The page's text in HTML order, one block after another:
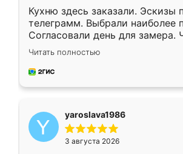
Кухню здесь заказали. Эскизы
телеграмм. Выбрали наиболее
Согласовали день для замера.
недели кухня была уже готова.
довольны работой. Спасибо
мебель за качественную работу!
Читать полностью
yaroslava1986
3 августа 2026